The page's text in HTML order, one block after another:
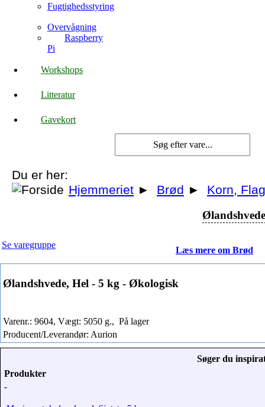
Fugtighedsstyring
Overvågning
Raspberry
Pi
Workshops
Litteratur
Gavekort
Du er her:
Hjemmeriet ► Brød ► Korn,
Se varegruppe
Læs mere om Brød
Ølandshvede, Hel - 5 kg - Økologisk
Varenr.: 9604, Vægt: 5050 g., På lager
Producent/Leverandør: Aurion
Søger du
Produkter
-